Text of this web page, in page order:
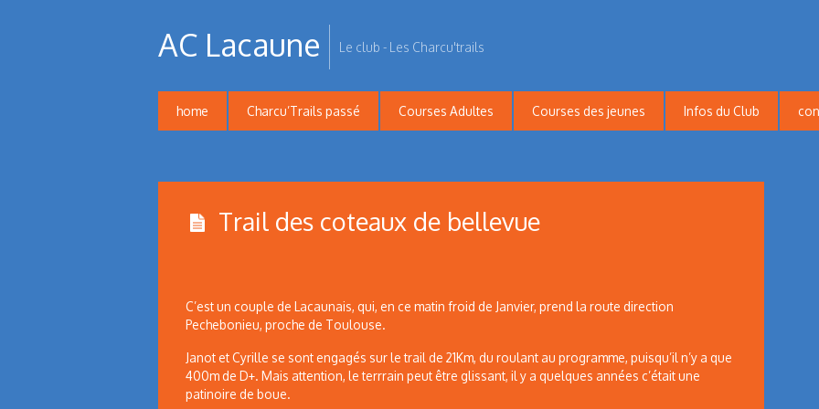
AC Lacaune Le club - Les Charcu'trails
home Charcu’Trails passé Courses Adultes Courses des jeunes Infos du Club
Trail des coteaux de bellevue
C’est un couple de Lacaunais, qui, en ce matin froid de Janvier, prend la route direction
Pechebonieu, proche de Toulouse.
Janot et Cyrille se sont engagés sur le trail de 21Km, du roulant au programme, puisqu’il n’y a que
400m de D+. Mais attention, le terrrain peut être glissant, il y a quelques années c’était une
patinoire de boue.